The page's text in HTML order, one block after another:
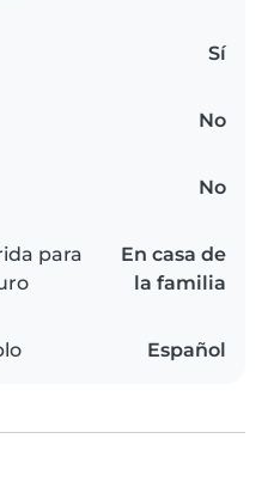
Sí
No
No
para
En casa de
la familia
Español